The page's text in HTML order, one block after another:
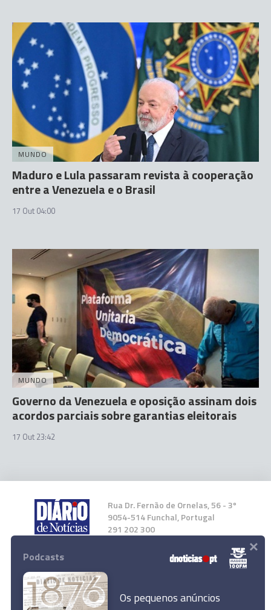
MUNDO
Maduro e Lula passaram revista à cooperação
entre a Venezuela e o Brasil
17 Out 04:00
MUNDO
Governo da Venezuela e oposição assinam dois
acordos parciais sobre garantias eleitorais
17 Out 23:42
Rua Dr. Fernão de Ornelas, 56 - 3º
9054-514 Funchal, Portugal
291 202 300
Instale a nossa App
Podcasts
Os pequenos anúncios
×